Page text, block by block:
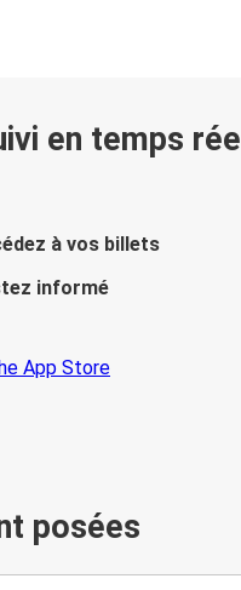
en temps réel
à vos billets
informé
posées